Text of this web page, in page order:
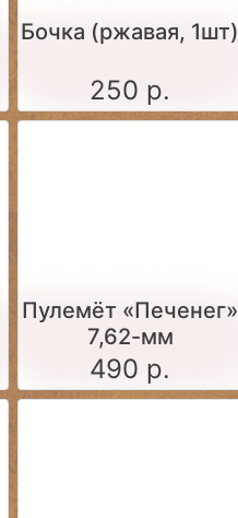
Бочка (ржавая, 1шт)
250 р.
Пулемёт «Печенег»
7,62-мм
490 р.